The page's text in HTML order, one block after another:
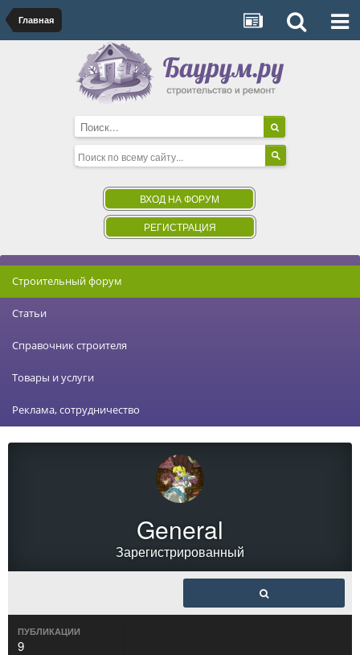
Главная
ВХОД НА ФОРУМ
РЕГИСТРАЦИЯ
Строительный форум
Статьи
Справочник строителя
Товары и услуги
Реклама, сотрудничество
General
Зарегистрированный
ПУБЛИКАЦИИ
9